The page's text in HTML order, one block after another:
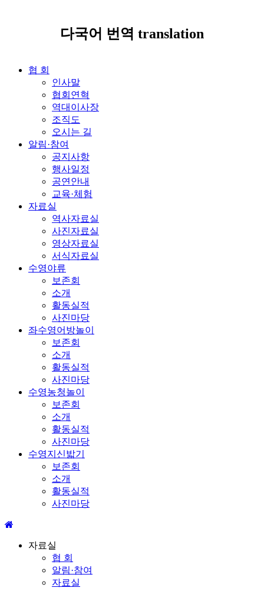
다국어 번역 translation
협 회
인사말
협회연혁
역대이사장
조직도
오시는 길
알림·참여
공지사항
행사일정
공연안내
교육·체험
자료실
역사자료실
사진자료실
영상자료실
서식자료실
수영야류
보존회
소개
활동실적
사진마당
좌수영어방놀이
보존회
소개
활동실적
사진마당
수영농청놀이
보존회
소개
활동실적
사진마당
수영지신밟기
보존회
소개
활동실적
사진마당
자료실
협 회
알림·참여
자료실